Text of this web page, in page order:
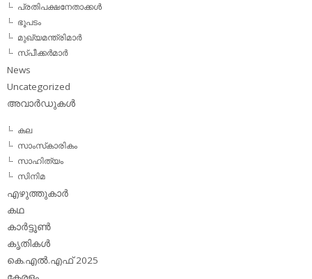
പ്രതിപക്ഷനേതാക്കള്‍
ഭൂപടം
മുഖ്യമന്ത്രിമാര്‍
സ്പീക്കര്‍മാര്‍
News
Uncategorized
അവാര്‍ഡുകള്‍
കല
സാംസ്‌കാരികം
സാഹിത്യം
സിനിമ
എഴുത്തുകാര്‍
കഥ
കാര്‍ട്ടൂണ്‍
കൃതികള്‍
കെ.എല്‍.എഫ് 2025